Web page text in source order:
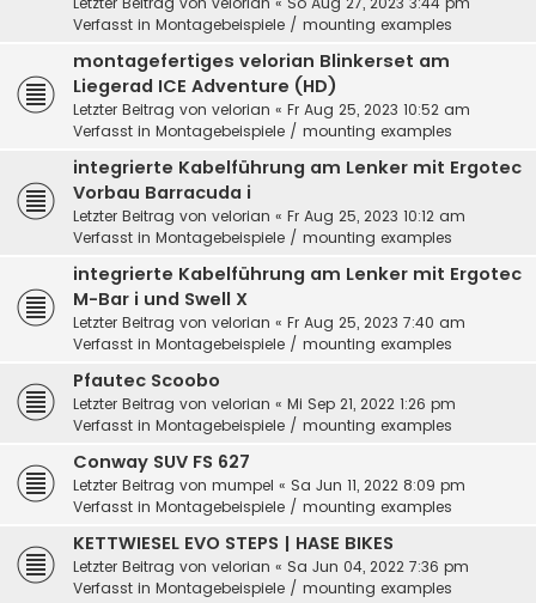
Verfasst in Montagebeispiele / mounting examples
montagefertiges velorian Blinkerset am
Liegerad ICE Adventure (HD)
Letzter Beitrag von velorian « Fr Aug 25, 2023 10:52 am
Verfasst in Montagebeispiele / mounting examples
integrierte Kabelführung am Lenker mit Ergotec
Vorbau Barracuda i
Letzter Beitrag von velorian « Fr Aug 25, 2023 10:12 am
Verfasst in Montagebeispiele / mounting examples
integrierte Kabelführung am Lenker mit Ergotec
M-Bar i und Swell X
Letzter Beitrag von velorian « Fr Aug 25, 2023 7:40 am
Verfasst in Montagebeispiele / mounting examples
Pfautec Scoobo
Letzter Beitrag von velorian « Mi Sep 21, 2022 1:26 pm
Verfasst in Montagebeispiele / mounting examples
Conway SUV FS 627
Letzter Beitrag von mumpel « Sa Jun 11, 2022 8:09 pm
Verfasst in Montagebeispiele / mounting examples
KETTWIESEL EVO STEPS | HASE BIKES
Letzter Beitrag von velorian « Sa Jun 04, 2022 7:36 pm
Verfasst in Montagebeispiele / mounting examples